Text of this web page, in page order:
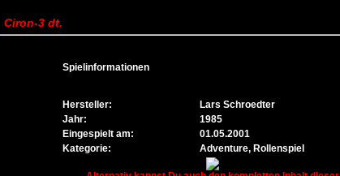
Ciron-3 dt.
Spielinformationen
Hersteller:
Lars Schroedter
Jahr:
1985
Eingespielt am:
01.05.2001
Kategorie:
Adventure, Rollenspiel